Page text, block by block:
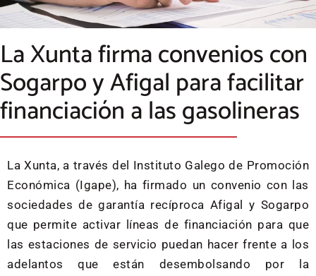
La Xunta firma convenios con
Sogarpo y Afigal para facilitar
financiación a las gasolineras
La Xunta, a través del Instituto Galego de Promoción
Económica (Igape), ha firmado un convenio con las
sociedades de garantía recíproca Afigal y Sogarpo
que permite activar líneas de financiación para que
las estaciones de servicio puedan hacer frente a los
adelantos que están desembolsando por la